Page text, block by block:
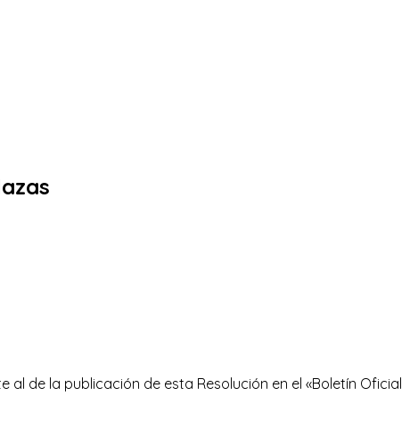
de la publicación de esta Resolución en el «Boletín Oficial